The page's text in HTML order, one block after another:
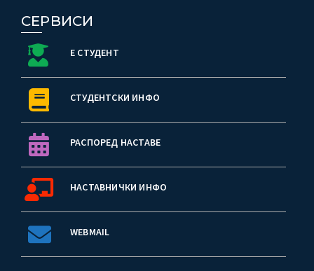
СЕРВИСИ
Е СТУДЕНТ
СТУДЕНТСКИ ИНФО
РАСПОРЕД НАСТАВЕ
НАСТАВНИЧКИ ИНФО
WEBMAIL